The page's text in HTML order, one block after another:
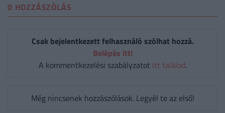
0 HOZZÁSZÓLÁS
Csak bejelentkezett felhasználó szólhat hozzá.
Belépés itt!
A kommentkezelési szabályzatot itt találod.
Még nincsenek hozzászólások. Legyél te az első!